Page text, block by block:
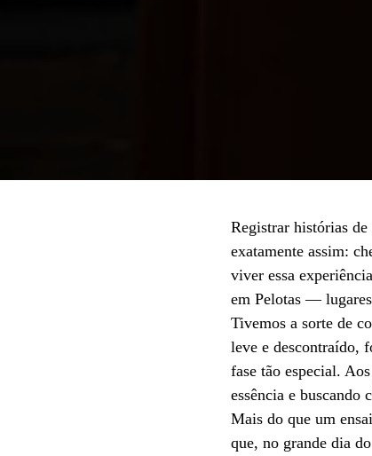
Registrar histórias
exatamente assim:
viver essa
em Pelotas —
Tivemos a sorte de
leve e descontraído,
fase tão especial.
essência e buscando
Mais do que um
que, no grande dia